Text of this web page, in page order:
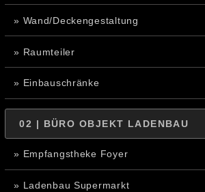
» Wand/Deckengestaltung
» Raumteiler
» Einbauschränke
02 | BÜRO OBJEKT LADENBAU
» Empfangstheke Foyer
» Ladenbau Supermarkt